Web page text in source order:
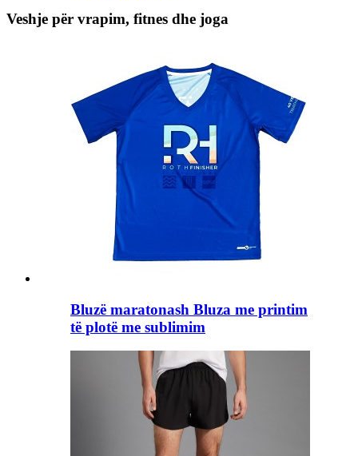
Veshje për vrapim, fitnes dhe joga
Bluzë maratonash Bluza me printim
të plotë me sublimim